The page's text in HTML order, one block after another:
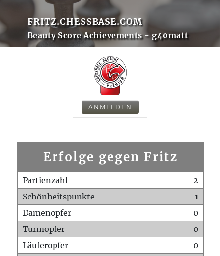
FRITZ.CHESSBASE.COM
Beauty Score Achievements - g40matt
ANMELDEN
Erfolge gegen Fritz
Partienzahl
2
Schönheitspunkte
1
Damenopfer
0
Turmopfer
0
Läuferopfer
0